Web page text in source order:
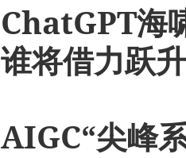
ChatGPT海
谁将借力跃
AIGC“尖峰